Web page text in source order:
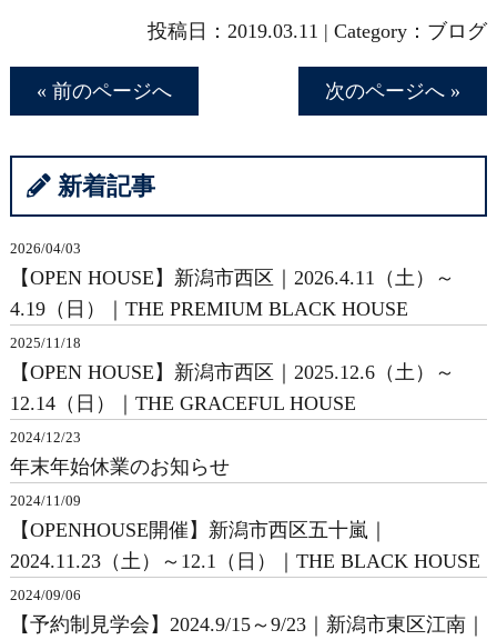
投稿日：2019.03.11 |Category： ブログ
« 前のページへ 次のページへ »
新着記事
2026/04/03
【OPEN HOUSE】新潟市西区｜2026.4.11（土）～
4.19（日）｜THE PREMIUM BLACK HOUSE
2025/11/18
【OPEN HOUSE】新潟市西区｜2025.12.6（土）～
12.14（日）｜THE GRACEFUL HOUSE
2024/12/23
年末年始休業のお知らせ
2024/11/09
【OPENHOUSE開催】新潟市西区五十嵐｜
2024.11.23（土）～12.1（日）｜THE BLACK HOUSE
2024/09/06
【予約制見学会】2024.9/15～9/23｜新潟市東区江南｜